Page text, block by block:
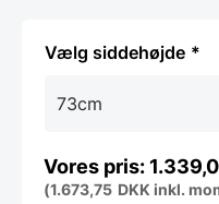
siddehøjde
(1.673,75 DKK inkl.